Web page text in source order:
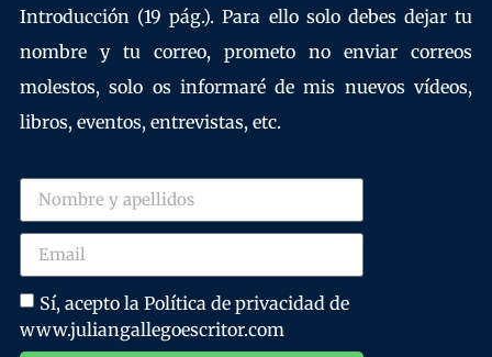
Introducción (19 pág.). Para ello solo debes dejar tu
nombre y tu correo, prometo no enviar correos
molestos, solo os informaré de mis nuevos vídeos,
libros, eventos, entrevistas, etc.
Sí, acepto la Política de privacidad de
www.juliangallegoescritor.com